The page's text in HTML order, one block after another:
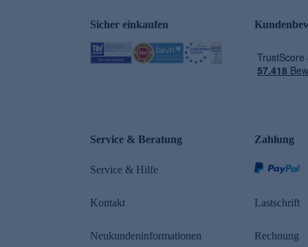
Sicher einkaufen
Service & Beratung
Service & Hilfe
Kontakt
Neukundeninformationen
Zahlung
Lastschrift
Rechnung